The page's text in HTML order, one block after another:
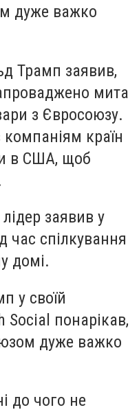
дуже важко
Трамп заявив,
мита
з Євросоюзу.
країн
в США, щоб
заявив у
час спілкування
домі.
у своїй
Social понарікав,
дуже важко
до чого не